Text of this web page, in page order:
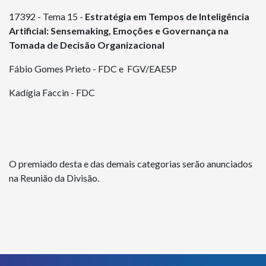
17392 - Tema 15 - Estratégia em Tempos de Inteligência
Artificial: Sensemaking, Emoções e Governança na
Tomada de Decisão Organizacional
Fábio Gomes Prieto - FDC e FGV/EAESP
Kadígia Faccin - FDC
O premiado desta e das demais categorias serão anunciados
na Reunião da Divisão.